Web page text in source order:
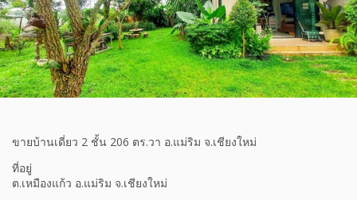
ขายบ้านเดี่ยว 2 ชั้น 206 ตร.วา อ.แม่ริม จ.เชียงใหม่
ที่อยู่
ต.เหมืองแก้ว อ.แม่ริม จ.เชียงใหม่